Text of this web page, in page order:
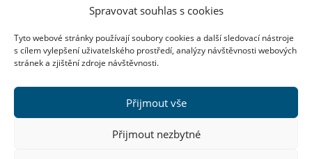
Spravovat souhlas s cookies
Tyto webové stránky používají soubory cookies a další sledovací nástroje
s cílem vylepšení uživatelského prostředí, analýzy návštěvnosti webových
stránek a zjištění zdroje návštěvnosti.
Přijmout vše
Přijmout nezbytné
Filozofická fakulta
nám. Jana Palacha 1/2
116 38 Praha 1
DIČ: CZ00216208
Další kontakty